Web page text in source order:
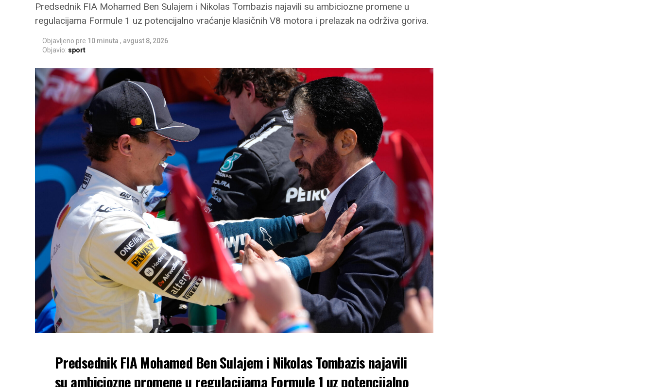
Predsednik FIA Mohamed Ben Sulajem i Nikolas Tombazis najavili su ambiciozne promene u
regulacijama Formule 1 uz potencijalno vraćanje klasičnih V8 motora i prelazak na održiva goriva.
Objavljeno pre 10 minuta , avgust 8, 2026
Objavio: sport
Predsednik FIA Mohamed Ben Sulajem i Nikolas Tombazis najavili
su ambiciozne promene u regulacijama Formule 1 uz potencijalno